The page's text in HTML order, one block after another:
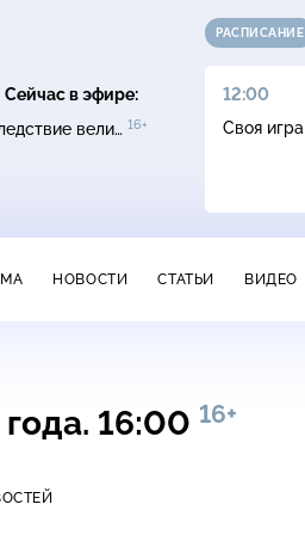
Сейчас в эфире:
вели… 16+
РАСПИСАНИЕ
на реальных
12:00
Своя игра
НОВОСТИ СТАТЬИ ВИДЕО
16:00 16+